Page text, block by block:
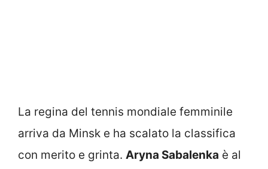
La regina del tennis mondiale femminile
arriva da Minsk e ha scalato la classifica
con merito e grinta. Aryna Sabalenka è al